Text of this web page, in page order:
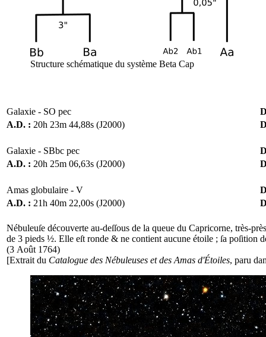
Structure schématique du système Beta Cap
Galaxie - SO pec
A.D. : 20h 23m 44,88s (J2000)
Galaxie - SBbc pec
A.D. : 20h 25m 06,63s (J2000)
Amas globulaire - V
A.D. : 21h 40m 22,00s (J2000)
Nébuleuſe découverte au-deſſous de la queue du Capricorne, très-
de 3 pieds ½. Elle eſt ronde & ne contient aucune étoile ; ſa poſition
(3 Août 1764)
[Extrait du Catalogue des Nébuleuses et des Amas d'Étoiles, paru